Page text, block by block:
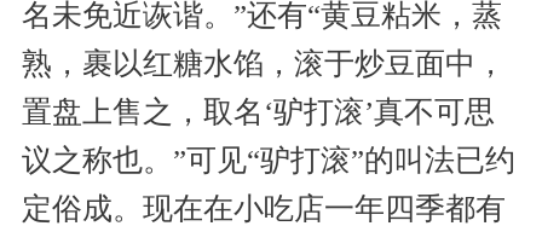
名未免近诙谐。”还有“黄豆粘米，蒸
熟，裹以红糖水馅，滚于炒豆面中，
置盘上售之，取名‘驴打滚’真不可思
议之称也。”可见“驴打滚”的叫法已约
定俗成。现在在小吃店一年四季都有